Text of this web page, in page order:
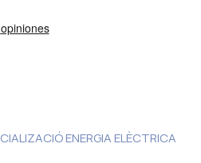
ENERGIA ELÈCTRICA